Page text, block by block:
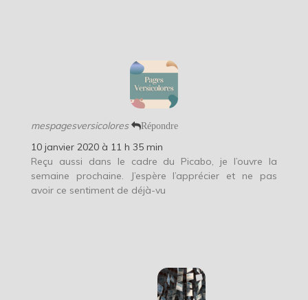
mespagesversicolores Répondre
10 janvier 2020 à 11 h 35 min
Reçu aussi dans le cadre du Picabo, je l’ouvre la
semaine prochaine. J’espère l’apprécier et ne pas
avoir ce sentiment de déjà-vu